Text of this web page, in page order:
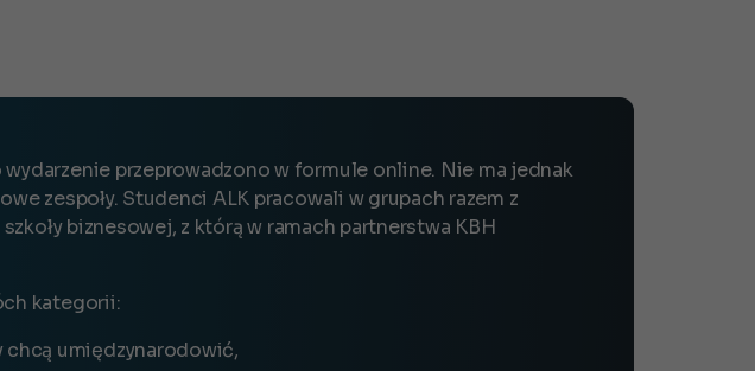
wydarzenie przeprowadzono w formule online. Nie ma jednak
zespoły. Studenci ALK pracowali w grupach razem z
biznesowej, z którą w ramach partnerstwa KBH
kategorii:
chcą umiędzynarodowić,